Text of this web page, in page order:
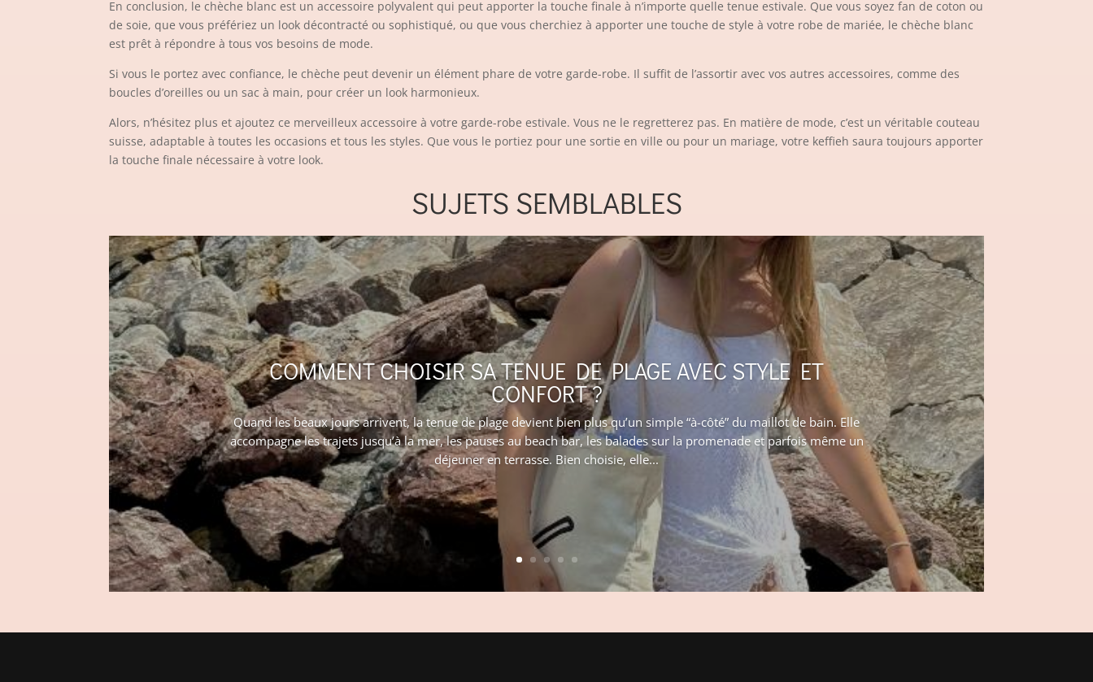
En conclusion, le chèche blanc est un accessoire polyvalent qui peut apporter la touche finale à n’importe quelle tenue estivale. Que vous soyez fan de coton ou
de soie, que vous préfériez un look décontracté ou sophistiqué, ou que vous cherchiez à apporter une touche de style à votre robe de mariée, le chèche blanc
est prêt à répondre à tous vos besoins de mode.
Si vous le portez avec confiance, le chèche peut devenir un élément phare de votre garde-robe. Il suffit de l’assortir avec vos autres accessoires, comme des
boucles d’oreilles ou un sac à main, pour créer un look harmonieux.
Alors, n’hésitez plus et ajoutez ce merveilleux accessoire à votre garde-robe estivale. Vous ne le regretterez pas. En matière de mode, c’est un véritable couteau
suisse, adaptable à toutes les occasions et tous les styles. Que vous le portiez pour une sortie en ville ou pour un mariage, votre keffieh saura toujours apporter
la touche finale nécessaire à votre look.
SUJETS SEMBLABLES
COMMENT CHOISIR SA TENUE DE PLAGE AVEC STYLE ET
CONFORT ?
Quand les beaux jours arrivent, la tenue de plage devient bien plus qu’un simple “à-côté” du maillot de bain. Elle
accompagne les trajets jusqu’à la mer, les pauses au beach bar, les balades sur la promenade et parfois même un
déjeuner en terrasse. Bien choisie, elle...